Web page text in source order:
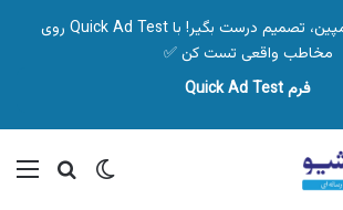
🎯 قبل از شروع کمپین، تصمیم درست بگیر! با Quick Ad Test روی
مخاطب واقعی تست کن ✅
فرم Quick Ad Test
تغییر پوسته